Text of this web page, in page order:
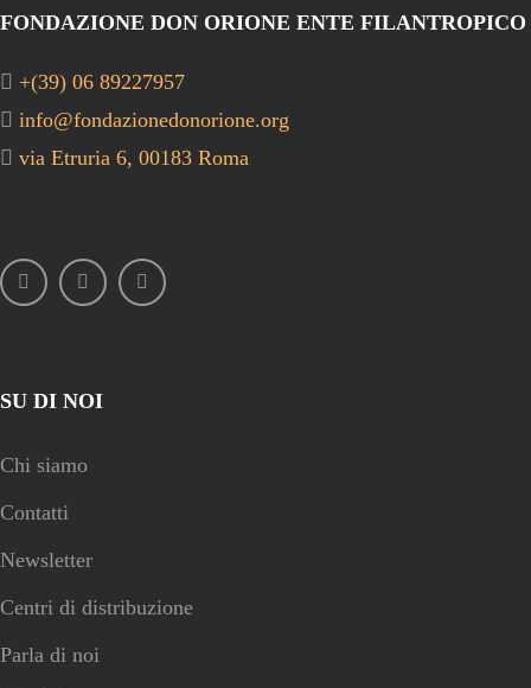
FONDAZIONE DON ORIONE ENTE FILANTROPICO
+(39) 06 89227957
info@fondazionedonorione.org
via Etruria 6, 00183 Roma
SU DI NOI
Chi siamo
Contatti
Newsletter
Centri di distribuzione
Parla di noi